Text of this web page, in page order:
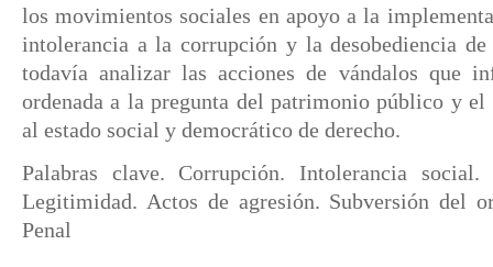
los movimientos sociales en apoyo a la
intolerancia a la corrupción y la desobediencia
todavía analizar las acciones de vándalos que
ordenada a la pregunta del patrimonio público y
al estado social y democrático de derecho.
Palabras clave. Corrupción. Intolerancia social.
Legitimidad. Actos de agresión. Subversión del
Penal